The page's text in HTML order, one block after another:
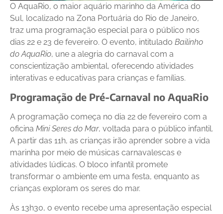
O AquaRio, o maior aquário marinho da América do
Sul, localizado na Zona Portuária do Rio de Janeiro,
traz uma programação especial para o público nos
dias 22 e 23 de fevereiro. O evento, intitulado Bailinho
do AquaRio, une a alegria do carnaval com a
conscientização ambiental, oferecendo atividades
interativas e educativas para crianças e famílias.
Programação de Pré-Carnaval no AquaRio
A programação começa no dia 22 de fevereiro com a
oficina Mini Seres do Mar, voltada para o público infantil.
A partir das 11h, as crianças irão aprender sobre a vida
marinha por meio de músicas carnavalescas e
atividades lúdicas. O bloco infantil promete
transformar o ambiente em uma festa, enquanto as
crianças exploram os seres do mar.
Às 13h30, o evento recebe uma apresentação especial